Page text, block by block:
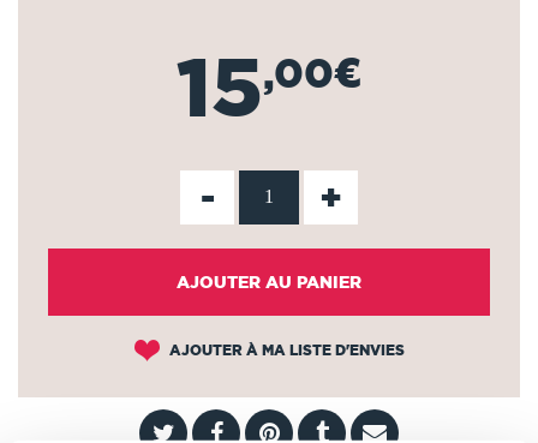
15,00€
- +
AJOUTER AU PANIER
AJOUTER À MA LISTE D'ENVIES